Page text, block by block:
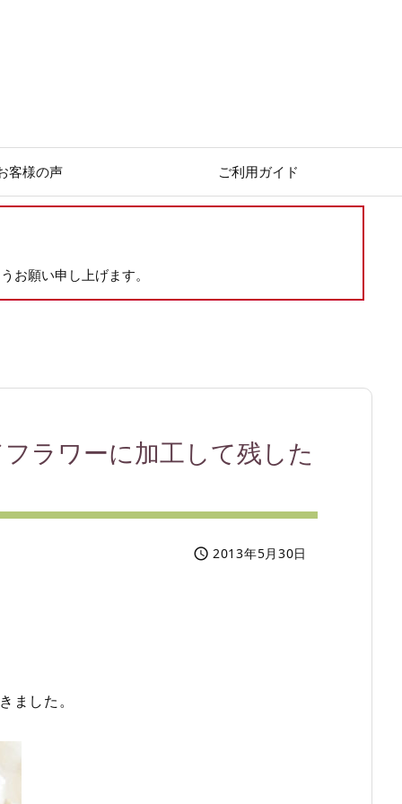
客様の声 ご利用ガイド
お願い申し上げます。
ラワーに加工して残した
 2013年5月30日
した。